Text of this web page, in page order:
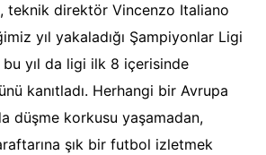
, teknik direktör Vincenzo Italiano
yıl yakaladığı Şampiyonlar Ligi
yıl da ligi ilk 8 içerisinde
kanıtladı. Herhangi bir Avrupa
düşme korkusu yaşamadan,
şık bir futbol izletmek